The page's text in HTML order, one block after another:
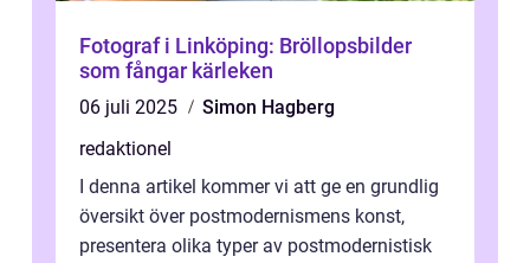
Fotograf i Linköping: Bröllopsbilder
som fångar kärleken
06 juli 2025
Simon Hagberg
redaktionel
I denna artikel kommer vi att ge en grundlig
översikt över postmodernismens konst,
presentera olika typer av postmodernistisk